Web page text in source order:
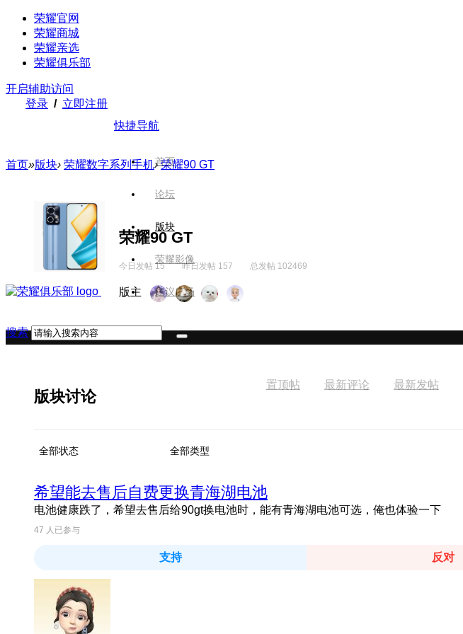
荣耀官网
荣耀商城
荣耀亲选
荣耀俱乐部
开启辅助访问
登录 / 立即注册
快捷导航
首页
论坛
版块
荣耀影像
建议广场
搜索
首页»版块› 荣耀数字系列手机› 荣耀90 GT
荣耀90 GT
今日发帖 15 昨日发帖 157 总发帖 102469
版主
版块讨论
置顶帖 最新评论 最新发帖
全部状态 全部类型
希望能去售后自费更换青海湖电池
电池健康跌了，希望去售后给90gt换电池时，能有青海湖电池可选，俺也体验一下
47 人已参与
支持 反对